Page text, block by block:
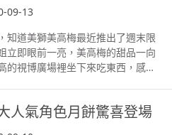
明所以於是再問 「你是說你要這
還是要這一段的音樂聽起來更豐
聲音之類 舞蹈員眼前一亮的表示
為我們是互不認識的，在最初開
次的交流，將一些脆弱的、從沒有
來開會，大家互相交換自己在成長
影響的事。原來大家都好有共
油和外國高山走地雞蛋自家手工
意大利麵共用了30隻雞蛋，所以
加上牛肝菌及白松露，滿足。 第四
珠雞胸肉配鹽焗法國胡蘿蔔和黑松
牠的原產在撒哈拉沙漠以南的非
過的，不妨一試，配鹽焗法國胡蘿
烤澳洲頂級和牛柳配羅馬花椰
翩下午茶二人套餐是有兩個選擇的
品、汽水或冷熱飲） 澳門幣588
檳一瓶） 所有價目須另加10%服務
8986 3663 更多各地吃喝
文化、生活或購物資訊、心情話
點擊蘇蘇的 新浪微博 『蘇蘇的部
Facebook
Instagram
朋友實在繁忙而看不到直播，所
16102020，大家要把握時機呢。
限時重溫
圖 》Our Atlas限時重溫
尋窿探罅》carry on限時重溫
輕放 創作進行中》Fragile
機，它的聲音質量總是略勝一籌
持純手工製作，以保證每一套耳
收到他們送來的一款新耳機呢。
購之後，他們會用速遞公司以最快
裝非常妥當。 蘇蘇今次收到的是
境下都能享受音樂並提升通話品
計除了讓耳機線不打結外，並能
09-13
知道美獅美高梅最近推出了週末限
立即眼前一亮，美高梅的甜品一向
的視博廣場裡坐下來吃東西，感覺
地面，對面就是美獅美高梅酒店
一直向前行，走到酒店大堂的對
人氣角色月餅驚喜登場